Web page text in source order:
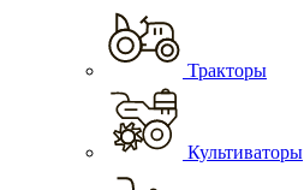
Тракторы
Культиваторы